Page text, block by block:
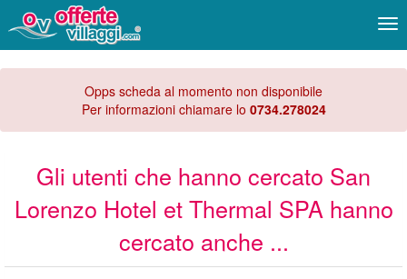
Opps scheda al momento non disponibile
Per informazioni chiamare lo 0734.278024
Gli utenti che hanno cercato San
Lorenzo Hotel et Thermal SPA hanno
cercato anche ...